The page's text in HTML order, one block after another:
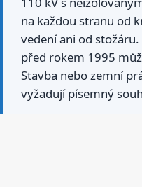
na každou stranu od
vedení ani od
před rokem 1995
Stavba nebo zemní
vyžadují písemný